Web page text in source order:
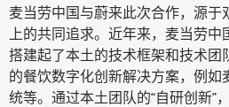
麦当劳中国与蔚来此次合作，源于
上的共同追求。近年来，麦当劳中
搭建起了本土的技术框架和技术团
的餐饮数字化创新解决方案，例如
统等。通过本土团队的“自研创新”